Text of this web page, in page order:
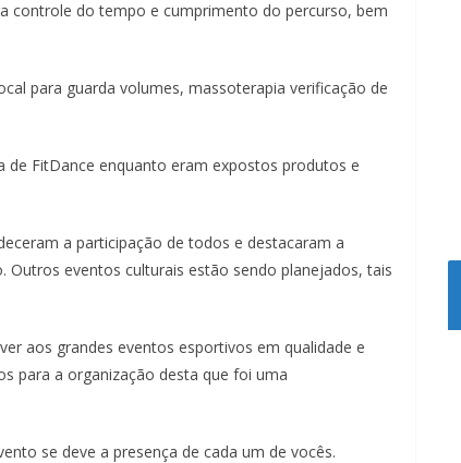
controle do tempo e cumprimento do percurso, bem
para guarda volumes, massoterapia verificação de
FitDance enquanto eram expostos produtos e
a participação de todos e destacaram a
eventos culturais estão sendo planejados, tais
aos grandes eventos esportivos em qualidade e
para a organização desta que foi uma
se deve a presença de cada um de vocês.